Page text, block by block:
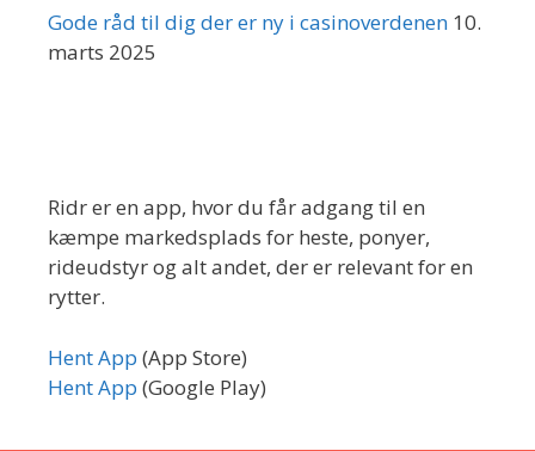
Gode råd til dig der er ny i casinoverdenen 10.
marts 2025
Ridr er en app, hvor du får adgang til en
kæmpe markedsplads for heste, ponyer,
rideudstyr og alt andet, der er relevant for en
rytter.
Hent App (App Store)
Hent App (Google Play)